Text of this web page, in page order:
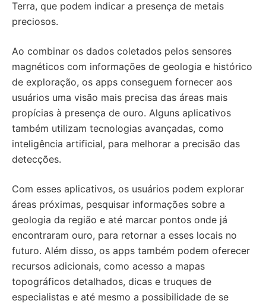
Terra, que podem indicar a presença de metais
preciosos.
Ao combinar os dados coletados pelos sensores
magnéticos com informações de geologia e histórico
de exploração, os apps conseguem fornecer aos
usuários uma visão mais precisa das áreas mais
propícias à presença de ouro. Alguns aplicativos
também utilizam tecnologias avançadas, como
inteligência artificial, para melhorar a precisão das
detecções.
Com esses aplicativos, os usuários podem explorar
áreas próximas, pesquisar informações sobre a
geologia da região e até marcar pontos onde já
encontraram ouro, para retornar a esses locais no
futuro. Além disso, os apps também podem oferecer
recursos adicionais, como acesso a mapas
topográficos detalhados, dicas e truques de
especialistas e até mesmo a possibilidade de se